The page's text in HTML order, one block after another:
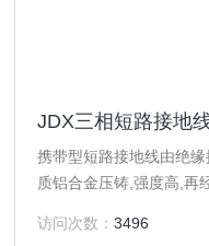
携带型短路接地线由绝
质铝合金压铸,强度高,再
量轻、色彩鲜明、外表光
访问次数：3496